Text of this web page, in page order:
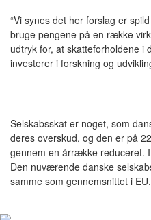
“Vi synes det her forslag er
bruge pengene på en række
udtryk for, at skatteforholdene i
investerer i forskning og
Selskabsskat er noget, som
deres overskud, og den er på
gennem en årrække reduceret.
Den nuværende danske
samme som gennemsnittet i EU.